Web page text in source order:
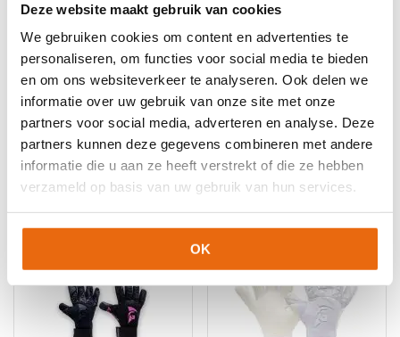
Deze website maakt gebruik van cookies
We gebruiken cookies om content en advertenties te
personaliseren, om functies voor social media te bieden
en om ons websiteverkeer te analyseren. Ook delen we
informatie over uw gebruik van onze site met onze
partners voor social media, adverteren en analyse. Deze
partners kunnen deze gegevens combineren met andere
informatie die u aan ze heeft verstrekt of die ze hebben
verzameld op basis van uw gebruik van hun services.
OK
Artikelnummer:5370975-1011Categorieën:Gras
Keepershandschoenen, Hybrid Flat,Keepershandschoenen
Keepershandschoenen maat 12,Nieuw,Ondergrond,Reusch
Keepershandschoenen,Rode keepershandschoenen,
Techniek
Gerelateerde producten